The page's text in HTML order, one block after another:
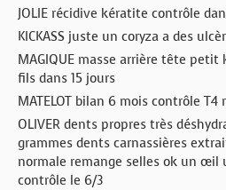
JOLIE récidive kératite contrôle
KICKASS juste un coryza a des
MAGIQUE masse arrière tête
fils dans 15 jours
MATELOT bilan 6 mois contrôle T4
OLIVER dents propres très
grammes dents carnassières
normale remange selles ok un œil
contrôle le 6/3